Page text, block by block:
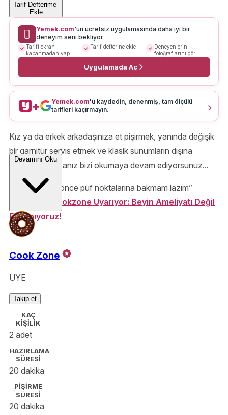
Tarif Defterime
Ekle
Yemek.com'un ücretsiz uygulamasında daha iyi bir
deneyim seni bekliyor
Tarifi ekran
kapanmadan yap
Tarif defterine ekle
Deneyenlerin
fotoğraflarını gör
Uygulamada Aç
+ Yemek.com'u kaydedin, denenmiş, tam ölçülü
tarifleri kaçırmayın.
Kız ya da erkek arkadaşınıza et pişirmek, yanında değişik
bir garnitür servis etmek ve klasik sunumların dışına
çıkmak istiyorsanız bizi okumaya devam ediyorsunuz...
Eğer “tariften önce püf noktalarına bakmam lazım”
Cookzone Uyarıyor: Beyin Ameliyatı Değil
Et Yapıyoruz!
Devamını Oku
Cook Zone
ÜYE
Takip et
KAÇ
KİŞİLİK
2 adet
HAZIRLAMA
SÜRESİ
20 dakika
PİŞİRME
SÜRESİ
20 dakika